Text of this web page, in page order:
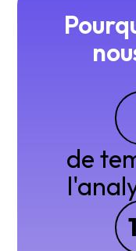
de